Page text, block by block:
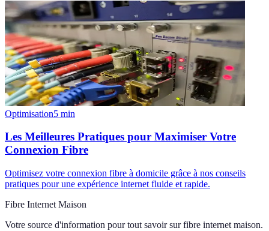
Optimisation5 min
Les Meilleures Pratiques pour Maximiser Votre
Connexion Fibre
Optimisez votre connexion fibre à domicile grâce à nos conseils
pratiques pour une expérience internet fluide et rapide.
Fibre Internet Maison
Votre source d'information pour tout savoir sur fibre internet maison.